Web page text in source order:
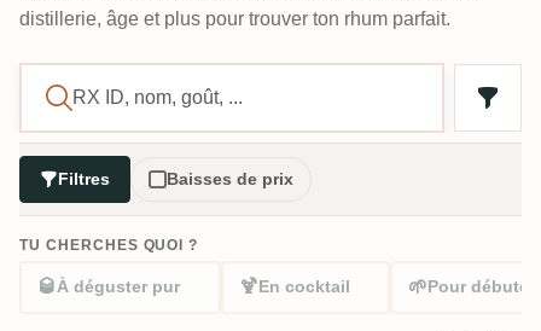
distillerie, âge et plus pour trouver ton rhum parfait.
Filtres Baisses de prix
TU CHERCHES QUOI ?
🥃À déguster pur 🍹 En cocktail 🌱 Pour débuter